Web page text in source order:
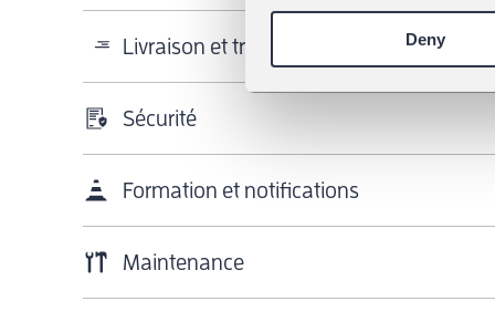
Deny
Livraison et transfert
Sécurité
Formation et notifications
Maintenance